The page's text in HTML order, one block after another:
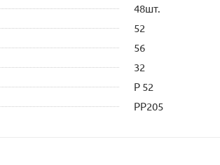
48шт.
52
56
32
P 52
PP205